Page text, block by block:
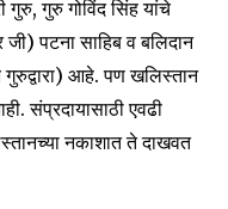
गुरु गोविंद सिंह यांचे
जी) पटना साहिब व बलिदान
गुरुद्वारा) आहे. पण खलिस्तान
संप्रदायासाठी एवढी
नकाशात ते दाखवत